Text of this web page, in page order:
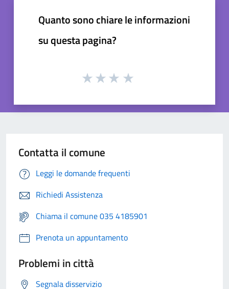
Quanto sono chiare le informazioni
su questa pagina?
Contatta il comune
Leggi le domande frequenti
Richiedi Assistenza
Chiama il comune 035 4185901
Prenota un appuntamento
Problemi in città
Segnala disservizio